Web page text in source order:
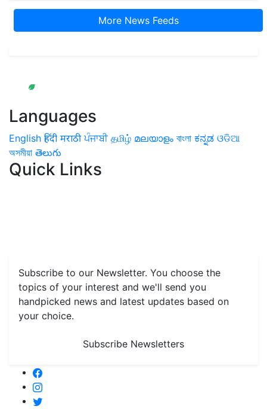
More News Feeds
Languages
English हिंदी मराठी ਪੰਜਾਬੀ தமிழ் മലയാളം বাংলা ಕನ್ನಡ ଓଡିଆ
অসমীয়া తెలుగు
Quick Links
Subscribe to our Newsletter. You choose the
topics of your interest and we'll send you
handpicked news and latest updates based on
your choice.
Subscribe Newsletters